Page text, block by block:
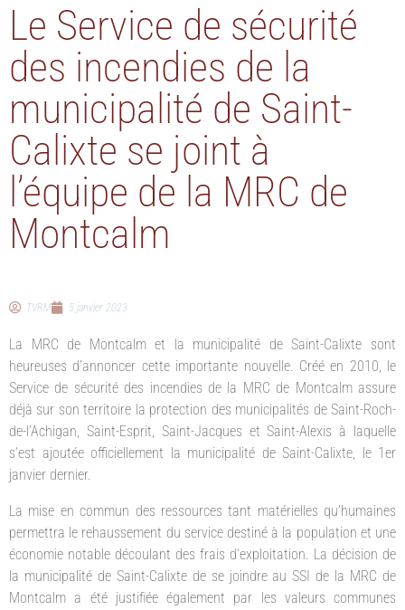
Le Service de sécurité
des incendies de la
municipalité de Saint-
Calixte se joint à
l’équipe de la MRC de
Montcalm
TVRM 5 janvier 2023
La MRC de Montcalm et la municipalité de Saint-Calixte sont
heureuses d’annoncer cette importante nouvelle. Créé en 2010, le
Service de sécurité des incendies de la MRC de Montcalm assure
déjà sur son territoire la protection des municipalités de Saint-Roch-
de-l’Achigan, Saint-Esprit, Saint-Jacques et Saint-Alexis à laquelle
s’est ajoutée officiellement la municipalité de Saint-Calixte, le 1er
janvier dernier.
La mise en commun des ressources tant matérielles qu’humaines
permettra le rehaussement du service destiné à la population et une
économie notable découlant des frais d’exploitation. La décision de
la municipalité de Saint-Calixte de se joindre au SSI de la MRC de
Montcalm a été justifiée également par les valeurs communes